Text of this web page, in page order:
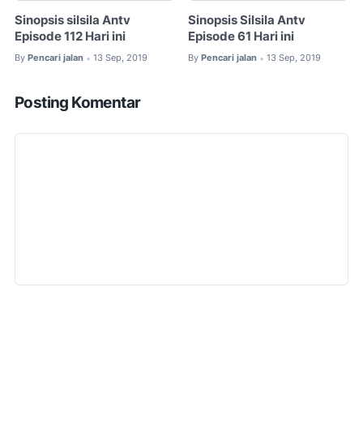
Sinopsis silsila Antv
Episode 112 Hari ini
By Pencari jalan • 13 Sep, 2019
Sinopsis Silsila Antv
Episode 61 Hari ini
By Pencari jalan • 13 Sep, 2019
Posting Komentar